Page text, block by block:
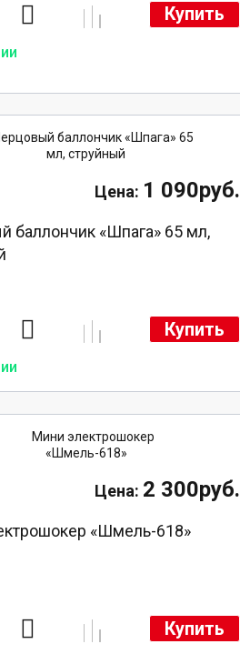
Купить
1 090руб.
баллончик «Шпага» 65 мл,
Купить
2 300руб.
«Шмель-618»
Купить